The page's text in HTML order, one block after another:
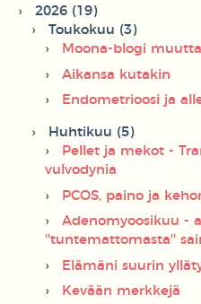
2026 (19)
Toukokuu (3)
Moona-blogi
Aikansa kutakin
Endometrioosi ja
Huhtikuu (5)
Pellet ja mekot -
vulvodynia
PCOS, paino ja
Adenomyoosikuu -
''tuntemattomasta''
Elämäni suurin
Kevään merkkejä